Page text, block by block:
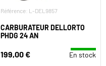
Référence: L-DEL9857
CARBURATEUR DELLORTO
PHDG 24 AN
199,00 € En stock